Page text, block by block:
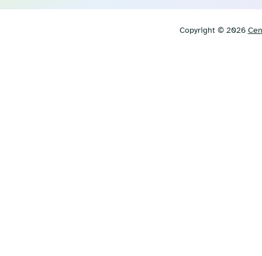
Copyright © 2026